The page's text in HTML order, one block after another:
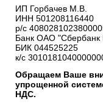
переводом на
5.
ИП Горбачев М.В.
ИНН 501208116440
р/с